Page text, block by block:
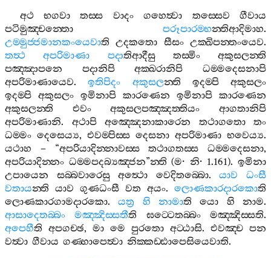
අථ
භගවා තස‍්ස වාදං ගහෙත්‍වා තස‍්සෙව
ගීවාය
පටිමුඤ‍්චන‍්තො
පරූපාරම‍්භන‍්තිආදිමාහ.
උම‍්මුජ‍්ජමානකංයෙවාති උදකතො සීසං උක‍්ඛිපන‍්තංයෙව.
තත්‍ථ
අපරිමාණා පදාතිආදීසු තස‍්මිං
අකුසලන‍්ති
පඤ‍්ඤාපනෙ
පදානිපි අක‍්ඛරානිපි
ධම‍්මදෙසනාපි
අපරිමාණායෙව.ඉතිපිදං අකුසලන‍්ති ඉදම‍්පි
අකුසලං
ඉදම‍්පි අකුසලං ඉමිනාපි කාරණෙන ඉමිනාපි කාරණෙන
අකුසලන‍්ති
එවං අකුසලපඤ‍්ඤත‍්තියං
ආගතානිපි
අපරිමාණානි. අථාපි අඤ‍්ඤෙනාකාරෙන තථාගතො
තං
ධම‍්මං දෙසෙය්‍ය, එවම‍්පිස‍්ස දෙසනා අපරිමාණා භවෙය්‍ය.
යථාහ – “අපරියාදින‍්නාවස‍්ස තථාගතස‍්ස ධම‍්මදෙසනා,
අපරියාදින‍්නං ධම‍්මපදබ්‍යඤ‍්ජන”න‍්ති (ම· නි· 1.161).ඉමිනා
උපායෙන
සබ‍්බවාරෙසු අත්‍ථො වෙදිතබ‍්බො.යාව
ධංසී
වතායන‍්ති යාව ගුණධංසී වත අයං. ලොණකාරදාරකොති
ලොණකාරගාමදාරකො.යත්‍ර හි නාමාති යො හි නාම.
ආසාදෙතබ‍්බං
මඤ‍්ඤිස‍්සතීති ඝට‍්ටෙතබ‍්බං මඤ‍්ඤිස‍්සති.
අපෙහීති අපගච‍්ඡ, මා මෙ පුරතො අට‍්ඨාසි. එවඤ‍්ච පන
වත්‍වා ගීවාය ගණ‍්හාපෙත්‍වා නික‍්කඩ‍්ඪාපෙසියෙවාති.